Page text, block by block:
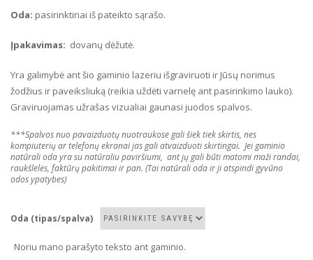
Oda: pasirinktinai iš pateikto sąrašo.
Įpakavimas: dovanų dėžutė.
Yra galimybė ant šio gaminio lazeriu išgraviruoti ir Jūsų norimus
žodžius ir paveiksliuką (reikia uždėti varnelę ant pasirinkimo lauko).
Graviruojamas užrašas vizualiai gaunasi juodos spalvos.
***Spalvos nuo pavaizduotų nuotraukose gali šiek tiek skirtis, nes
kompiuterių ar telefonų ekranai jas gali atvaizduoti skirtingai. Jei gaminio
natūrali oda yra su natūraliu paviršiumi, ant jų gali būti matomi maži randai,
raukšlelės, faktūrų pakitimai ir pan. (Tai natūrali oda ir ji atspindi gyvūno
odos ypatybes)
Oda (tipas/spalva)
Noriu mano parašyto teksto ant gaminio.